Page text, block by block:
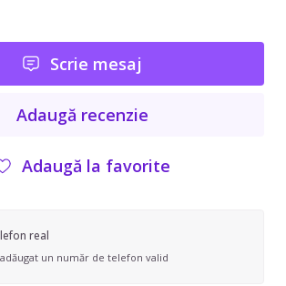
Scrie mesaj
Adaugă recenzie
Adaugă la favorite
real
un număr de telefon valid